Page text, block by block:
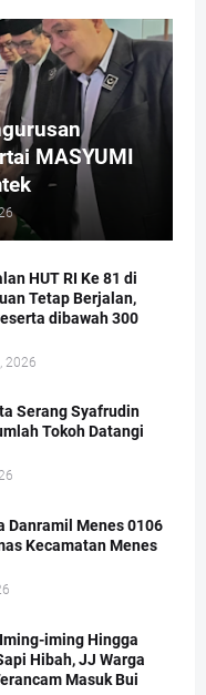
MASYUMI
HUT RI Ke 81 di
Tetap Berjalan,
dibawah 300
2026
Serang Syafrudin
Tokoh Datangi
Danramil Menes 0106
Kecamatan Menes
iming Hingga
Hibah, JJ Warga
Masuk Bui